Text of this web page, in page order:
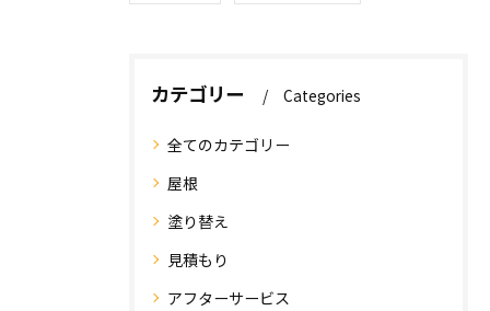
カテゴリー Categories
全てのカテゴリー
屋根
塗り替え
見積もり
アフターサービス